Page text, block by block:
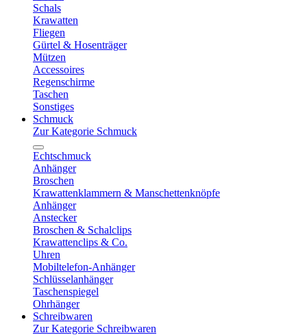
Schals
Krawatten
Fliegen
Gürtel & Hosenträger
Mützen
Accessoires
Regenschirme
Taschen
Sonstiges
Schmuck
Zur Kategorie Schmuck
Echtschmuck
Anhänger
Broschen
Krawattenklammern & Manschettenknöpfe
Anhänger
Anstecker
Broschen & Schalclips
Krawattenclips & Co.
Uhren
Mobiltelefon-Anhänger
Schlüsselanhänger
Taschenspiegel
Ohrhänger
Schreibwaren
Zur Kategorie Schreibwaren